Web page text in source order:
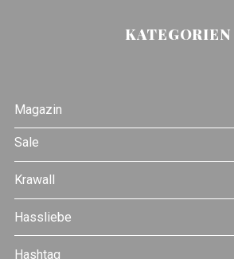
KATEGORIEN
Magazin
Sale
Krawall
Hassliebe
Hashtag